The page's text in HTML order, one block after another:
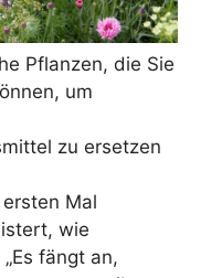
Pflanzen, die Sie
um
zu ersetzen
Mal
wie
fängt an,